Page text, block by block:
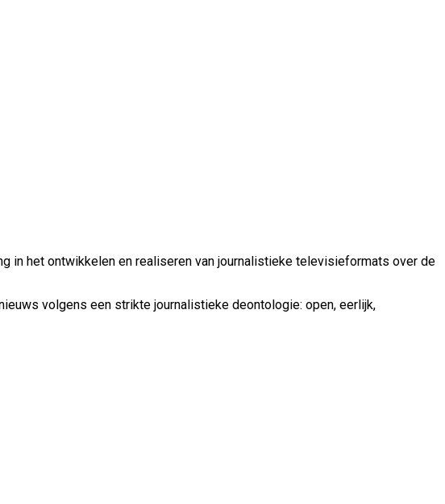
in het ontwikkelen en realiseren van journalistieke televisieformats over de
volgens een strikte journalistieke deontologie: open, eerlijk,